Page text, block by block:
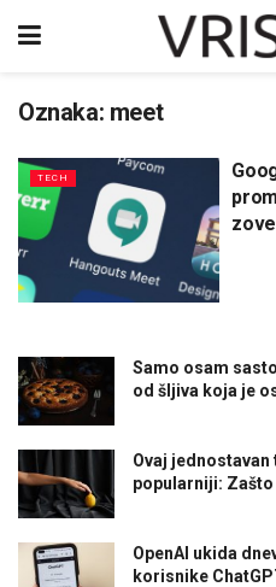
Oznaka: meet
TECH
zove
Samo osam
od šljiva koja je
Ovaj
popularniji:
OpenAI ukida
korisnike